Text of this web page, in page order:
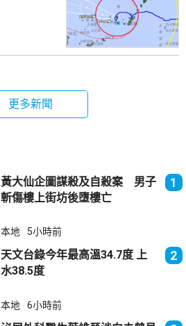
更多新聞
黃大仙企圖謀殺及自殺案 男子
斬傷樓上街坊後墮樓亡
1
本地 5小時前
天文台錄今年最高溫34.7度 上
水38.5度
2
本地 6小時前